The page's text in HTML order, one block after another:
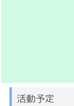
活動予定